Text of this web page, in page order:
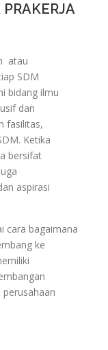
atau
SDM
bidang ilmu
dan
fasilitas,
Ketika
bersifat
aspirasi
cara bagaimana
ke